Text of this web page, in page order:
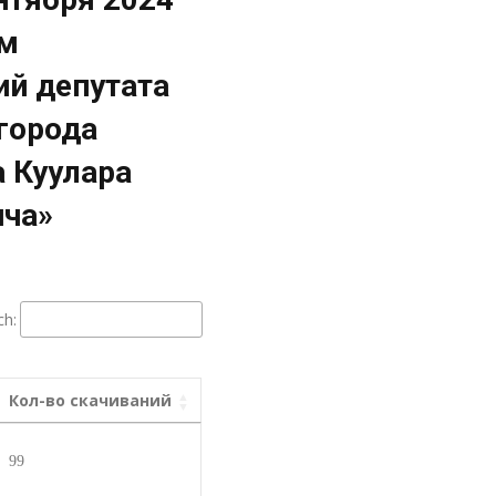
депутата
Кол-во скачиваний
99